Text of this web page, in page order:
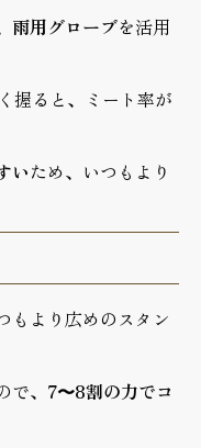
雨用グローブを活用
握ると、ミート率が
いため、いつもより
もより広めのスタン
、 7〜8割の力でコ